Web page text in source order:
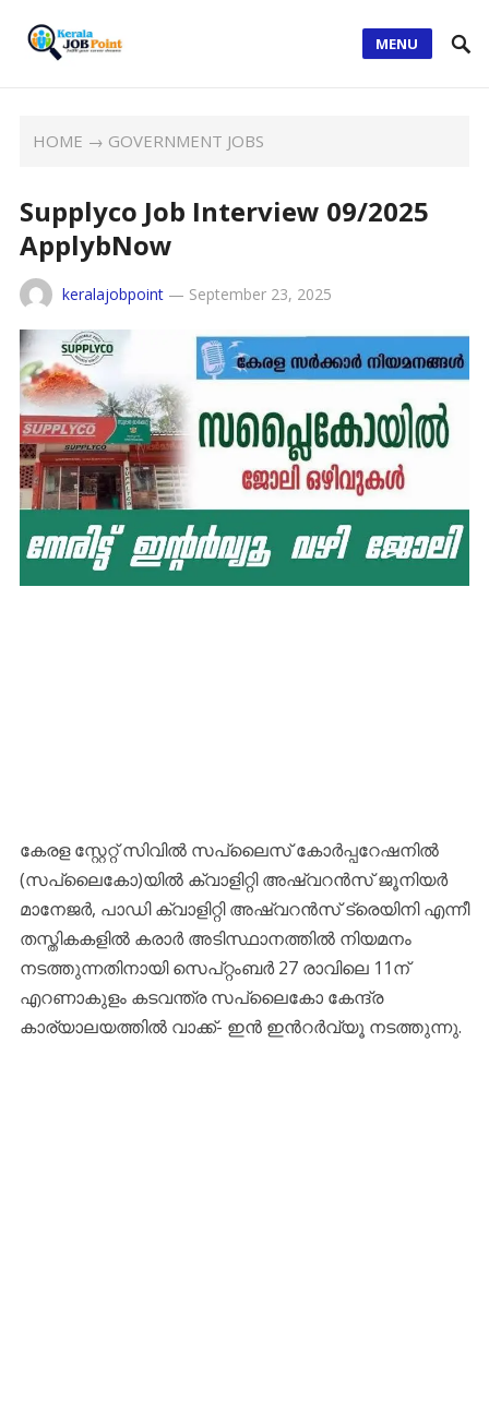
MENU
HOME → GOVERNMENT JOBS
Supplyco Job Interview 09/2025
ApplybNow
keralajobpoint— September 23, 2025
കേരള സ്റ്റേറ്റ് സിവിൽ സപ്ലൈസ് കോർപ്പറേഷനിൽ
(സപ്ലൈകോ)യിൽ ക്വാളിറ്റി അഷ്വറൻസ് ജൂനിയർ
മാനേജർ, പാഡി ക്വാളിറ്റി അഷ്വറൻസ് ട്രെയിനി എന്നീ
തസ്തികകളിൽ കരാർ അടിസ്ഥാനത്തിൽ നിയമനം
നടത്തുന്നതിനായി സെപ്റ്റംബർ 27 രാവിലെ 11ന്
എറണാകുളം കടവന്ത്ര സപ്ലൈകോ കേന്ദ്ര
കാര്യാലയത്തിൽ വാക്ക്- ഇൻ ഇൻറർവ്യൂ നടത്തുന്നു.